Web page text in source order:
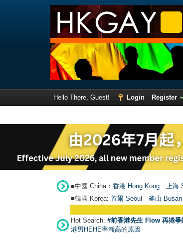
Hello There, Guest! Login
Register
■中國 China： 香港 Hong Kong 上海
■韓國 Korea: 首爾 Seou 釜山 Busan
Hot Search: #前香港先生 Flow 再捲
港男HEHE率漸高的原因